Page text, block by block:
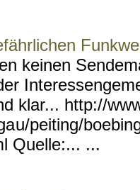
keinen
klar... http://
u/peiting/
Quelle:... ...